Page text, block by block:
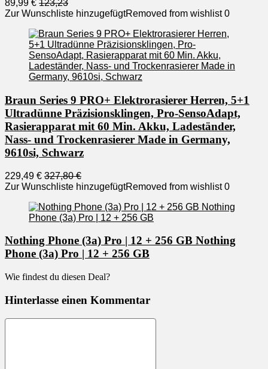
89,99 € 123,23
Zur Wunschliste hinzugefügtRemoved from wishlist 0
Braun Series 9 PRO+ Elektrorasierer Herren, 5+1
Ultradünne Präzisionsklingen, Pro-SensoAdapt,
Rasierapparat mit 60 Min. Akku, Ladeständer,
Nass- und Trockenrasierer Made in Germany,
9610si, Schwarz
229,49 € 327,80 €
Zur Wunschliste hinzugefügtRemoved from wishlist 0
Nothing Phone (3a) Pro | 12 + 256 GB Nothing
Phone (3a) Pro | 12 + 256 GB
Wie findest du diesen Deal?
Hinterlasse einen Kommentar